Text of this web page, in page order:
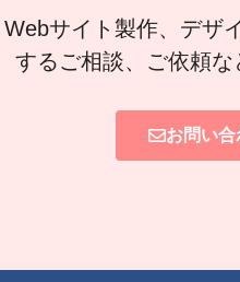
Webサイト製作、デザ
するご相談、ご依頼な
お問い合